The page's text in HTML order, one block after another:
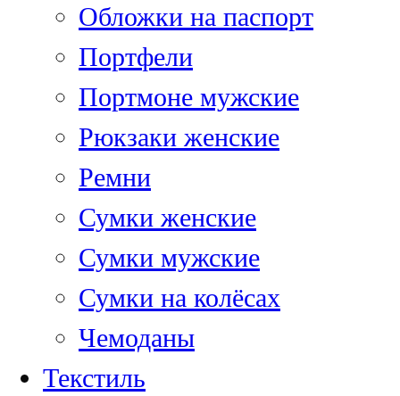
Обложки на паспорт
Портфели
Портмоне мужские
Рюкзаки женские
Ремни
Сумки женские
Сумки мужские
Сумки на колёсах
Чемоданы
Текстиль